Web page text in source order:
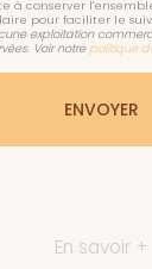
à conserver
pour faciliter le
exploitation
Voir notre politique
En savoir +